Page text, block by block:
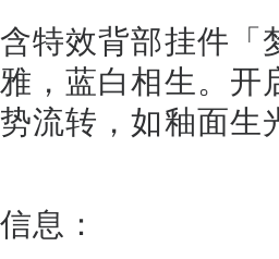
特效背部挂件
，蓝白相生。
流转，如釉面
息：